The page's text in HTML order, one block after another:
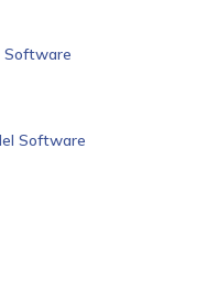
Software
Software